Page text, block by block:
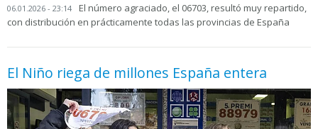
06.01.2026 - 23:14
El número agraciado, el 06703, resultó muy repartido,
con distribución en prácticamente todas las provincias de España
El Niño riega de millones España entera